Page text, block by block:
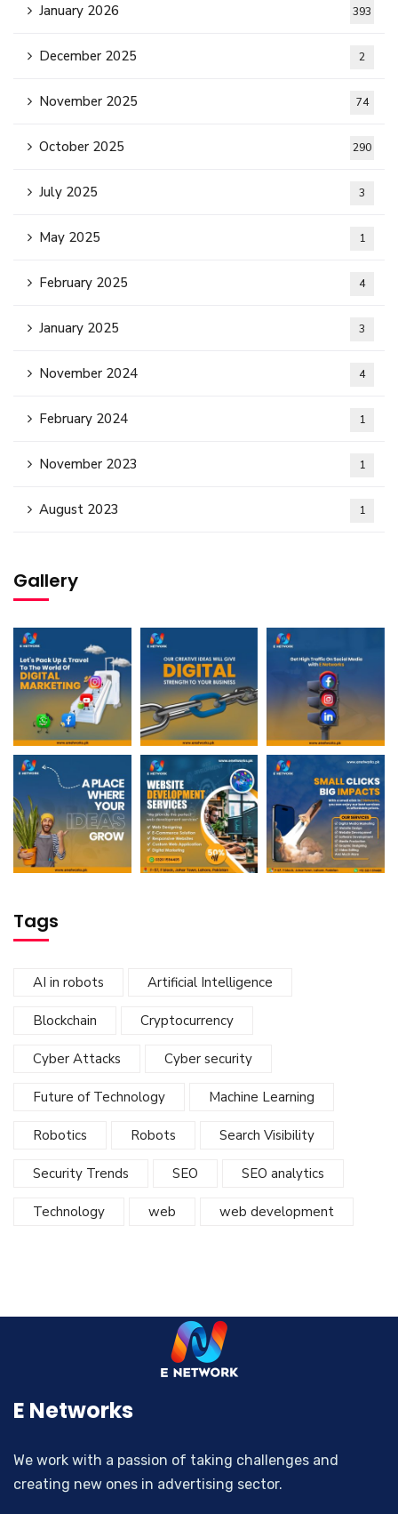
January 2026 393
December 2025 2
November 2025 74
October 2025 290
July 2025 3
May 2025 1
February 2025 4
January 2025 3
November 2024 4
February 2024 1
November 2023 1
August 2023 1
Gallery
Tags
AI in robots Artificial Intelligence
Blockchain Cryptocurrency
Cyber Attacks Cyber security
Future of Technology Machine Learning
Robotics Robots Search Visibility
Security Trends SEO SEO analytics
Technology web web development
E Networks
We work with a passion of taking challenges and
creating new ones in advertising sector.